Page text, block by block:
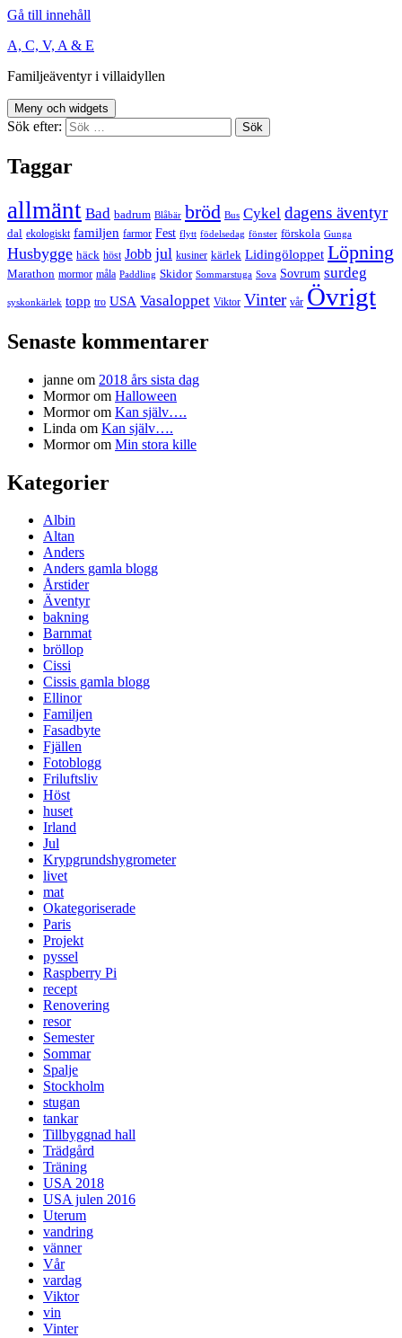
Gå till innehåll
A, C, V, A & E
Familjeäventyr i villaidyllen
Meny och widgets
Sök efter:
Taggar
allmänt Bad badrum Blåbär bröd Bus Cykel dagens äventyr
dal ekologiskt familjen farmor Fest flytt födelsedag fönster förskola Gunga
Husbygge häck höst Jobb jul kusiner kärlek Lidingöloppet Löpning
Marathon mormor måla Paddling Skidor Sommarstuga Sova Sovrum surdeg
syskonkärlek topp tro USA Vasaloppet Viktor Vinter vår Övrigt
Senaste kommentarer
janne om 2018 års sista dag
Mormorom Halloween
Mormorom Kan själv….
Linda om Kan själv….
Mormorom Min stora kille
Kategorier
Albin
Altan
Anders
Anders gamla blogg
Årstider
Äventyr
bakning
Barnmat
bröllop
Cissi
Cissis gamla blogg
Ellinor
Familjen
Fasadbyte
Fjällen
Fotoblogg
Friluftsliv
Höst
huset
Irland
Jul
Krypgrundshygrometer
livet
mat
Okategoriserade
Paris
Projekt
pyssel
Raspberry Pi
recept
Renovering
resor
Semester
Sommar
Spalje
Stockholm
stugan
tankar
Tillbyggnad hall
Trädgård
Träning
USA 2018
USA julen 2016
Uterum
vandring
vänner
Vår
vardag
Viktor
vin
Vinter